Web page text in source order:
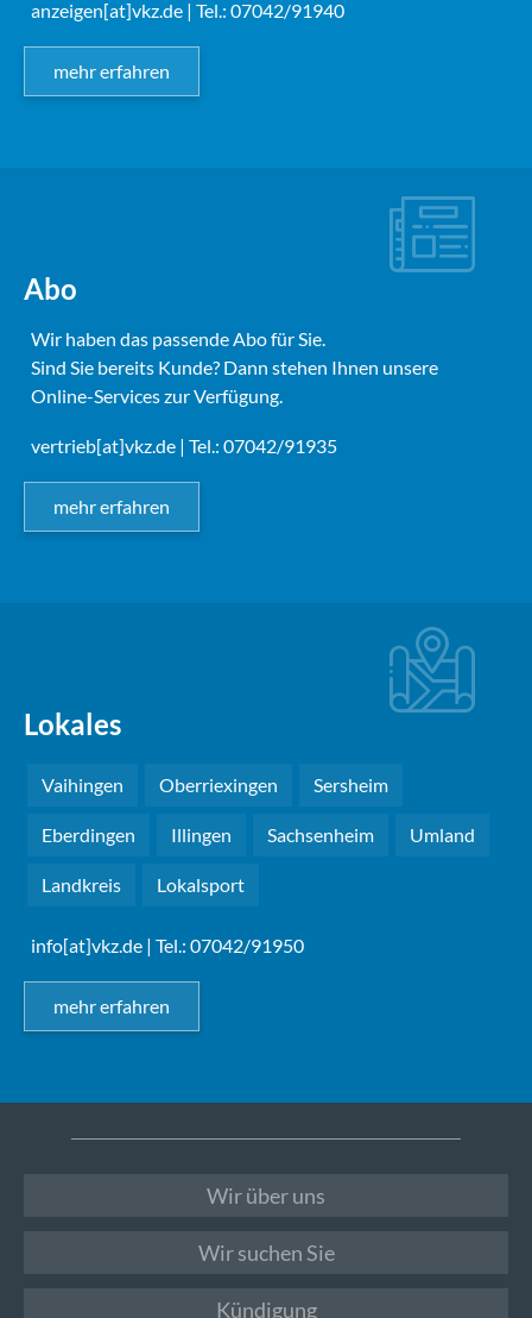
anzeigen[at]vkz.de | Tel.: 07042/91940
mehr erfahren
Abo
Wir haben das passende Abo für Sie.
Sind Sie bereits Kunde? Dann stehen Ihnen unsere
Online-Services zur Verfügung.
vertrieb[at]vkz.de | Tel.: 07042/91935
mehr erfahren
Lokales
Vaihingen Oberriexingen Sersheim
Eberdingen Illingen Sachsenheim Umland
Landkreis Lokalsport
info[at]vkz.de | Tel.: 07042/91950
mehr erfahren
Wir über uns
Wir suchen Sie
Kündigung